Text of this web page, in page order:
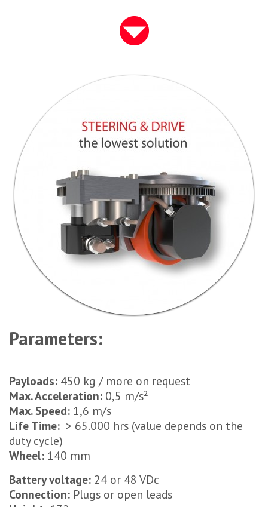
Parameters:
Payloads: 450 kg / more on request
Max. Acceleration: 0,5 m/s²
Max. Speed: 1,6 m/s
Life Time: > 65.000 hrs (value depends on the
duty cycle)
Wheel: 140 mm
Battery voltage: 24 or 48 VDc
Connection: Plugs or open leads